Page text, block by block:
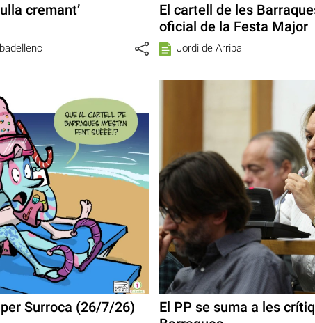
cremant’
El cartell de les
oficial de la Festa Major
Jordi de Arriba
per Surroca (26/7/26)
El PP se suma a les